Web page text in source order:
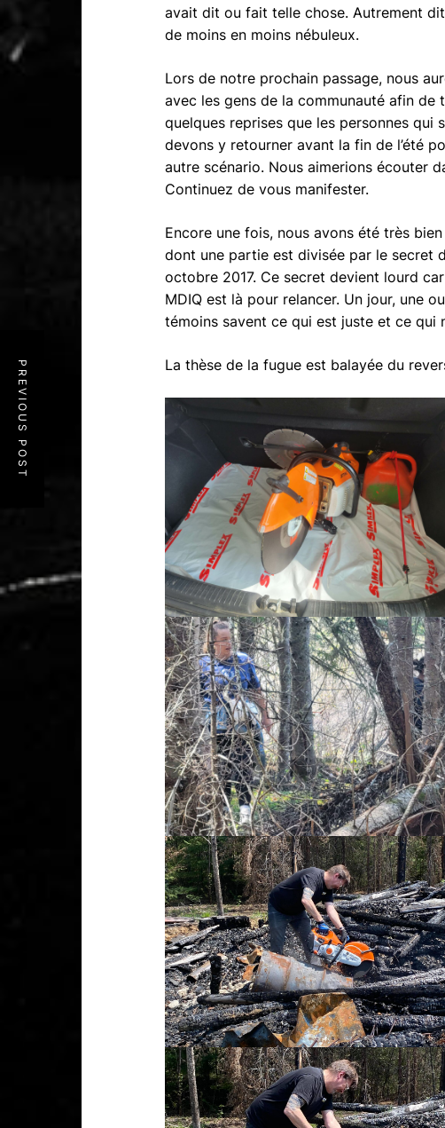
avait dit ou fait telle chose. Autrement
de moins en moins nébuleux.
Lors de notre prochain passage, nous
avec les gens de la communauté afin de
quelques reprises que les personnes qui
devons y retourner avant la fin de l’été
autre scénario. Nous aimerions écouter
Continuez de vous manifester.
Encore une fois, nous avons été très
dont une partie est divisée par le secret
octobre 2017. Ce secret devient lourd
MDIQ est là pour relancer. Un jour, une
témoins savent ce qui est juste et ce qui
La thèse de la fugue est balayée du
PREVIOUS POST